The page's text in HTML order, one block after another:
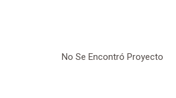
No Se Encontró Proyecto